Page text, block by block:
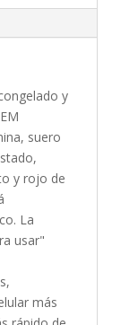
y
suero
y rojo de
La
usar"
más